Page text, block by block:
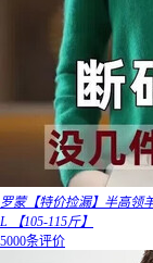
罗蒙【特价捡漏】半高领
L 【105-115斤】
5000条评价